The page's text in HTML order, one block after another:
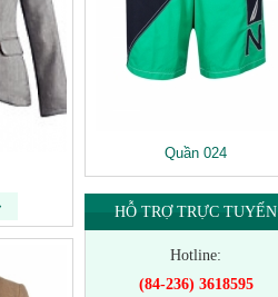
Quần 024
HỖ TRỢ TRỰC TUYẾN
Hotline:
(84-236) 3618595